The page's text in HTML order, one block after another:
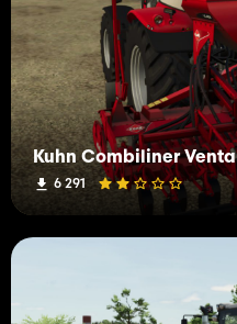
Kuhn Combiliner Venta
6 291